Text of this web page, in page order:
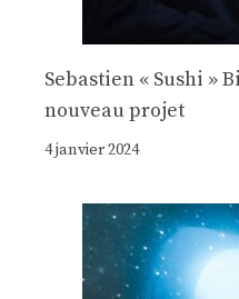
Sebastien « Sushi »
nouveau projet
4 janvier 2024